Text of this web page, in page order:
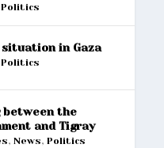
Politics
situation in Gaza
Politics
between the
and Tigray
,News,Politics